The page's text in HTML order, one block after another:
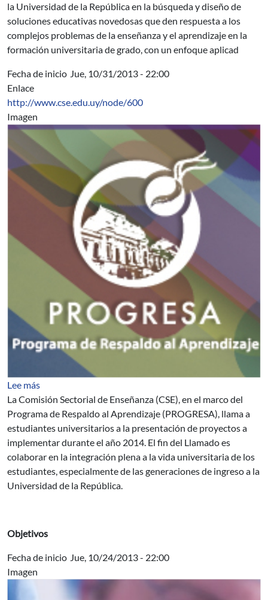
la Universidad de la República en la búsqueda y diseño de
soluciones educativas novedosas que den respuesta a los
complejos problemas de la enseñanza y el aprendizaje en la
formación universitaria de grado, con un enfoque aplicad
Fecha de inicio Jue, 10/31/2013 - 22:00
Enlace
http://www.cse.edu.uy/node/600
Imagen
Lee mássobre Llamado a la presentación de proyectos
La Comisión Sectorial de Enseñanza (CSE), en el marco del
Programa de Respaldo al Aprendizaje (PROGRESA), llama a
estudiantes universitarios a la presentación de proyectos a
implementar durante el año 2014. El fin del Llamado es
colaborar en la integración plena a la vida universitaria de los
estudiantes, especialmente de las generaciones de ingreso a la
Universidad de la República.
Objetivos
Fecha de inicio Jue, 10/24/2013 - 22:00
Imagen